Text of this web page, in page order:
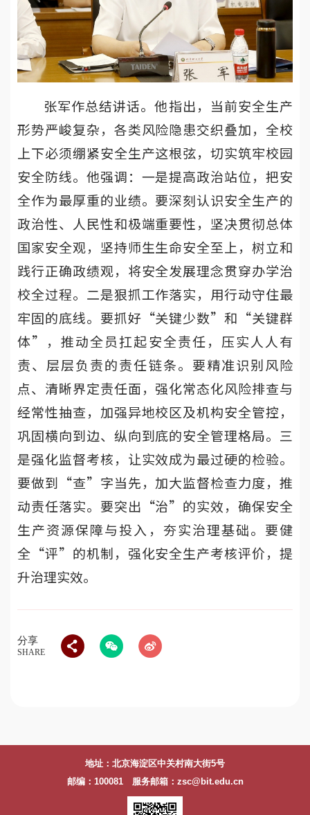
张军作总结讲话。他指出，当前安全生产
形势严峻复杂，各类风险隐患交织叠加，全校
上下必须绷紧安全生产这根弦，切实筑牢校园
安全防线。他强调：一是提高政治站位，把安
全作为最厚重的业绩。要深刻认识安全生产的
政治性、人民性和极端重要性，坚决贯彻总体
国家安全观，坚持师生生命安全至上，树立和
践行正确政绩观，将安全发展理念贯穿办学治
校全过程。二是狠抓工作落实，用行动守住最
牢固的底线。要抓好“关键少数”和“关键群
体”，推动全员扛起安全责任，压实人人有
责、层层负责的责任链条。要精准识别风险
点、清晰界定责任面，强化常态化风险排查与
经常性抽查，加强异地校区及机构安全管控，
巩固横向到边、纵向到底的安全管理格局。三
是强化监督考核，让实效成为最过硬的检验。
要做到“查”字当先，加大监督检查力度，推
动责任落实。要突出“治”的实效，确保安全
生产资源保障与投入，夯实治理基础。要健
全“评”的机制，强化安全生产考核评价，提
升治理实效。
分享
SHARE
地址：北京海淀区中关村南大街5号
邮编：100081 服务邮箱：zsc@bit.edu.cn